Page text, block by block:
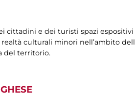
e dei turisti spazi espositivi
culturali minori nell’ambito
del territorio.